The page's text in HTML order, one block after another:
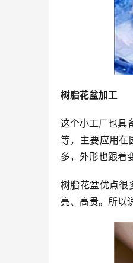
树脂花盆加工
这个小工厂也具
等，主要应用在
多，外形也跟着
树脂花盆优点很
亮、高贵。所以